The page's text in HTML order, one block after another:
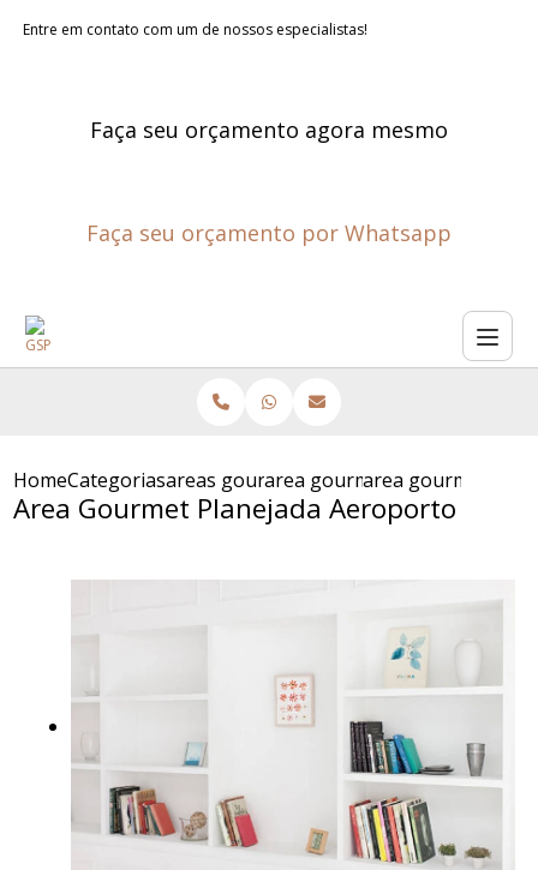
Entre em contato com um de nossos especialistas!
Faça seu orçamento agora mesmo
Faça seu orçamento por Whatsapp
HomeCategoriasareas gourmet planejadas
area gourmet externa
area gourmet
Area Gourmet Planejada Aeroporto